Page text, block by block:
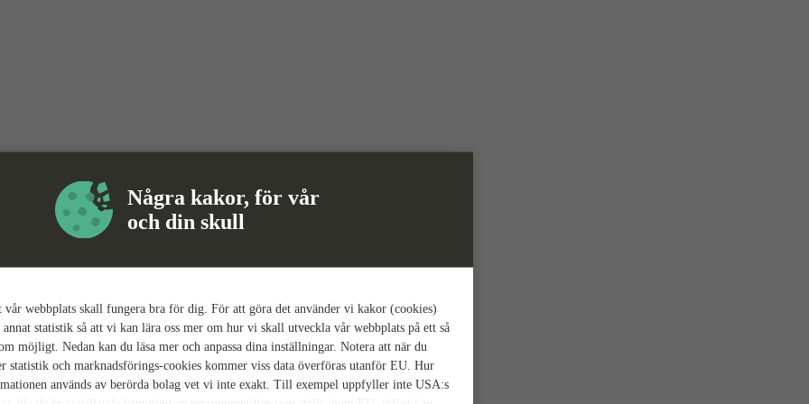
Några kakor, för vår
och din skull
webbplats skall fungera bra för dig. För att göra det använder vi kakor (cookies)
statistik så att vi kan lära oss mer om hur vi skall utveckla vår webbplats på ett så
möjligt. Nedan kan du läsa mer och anpassa dina inställningar. Notera att när du
statistik och marknadsförings-cookies kommer viss data överföras utanför EU. Hur
används av berörda bolag vet vi inte exakt. Till exempel uppfyller inte USA:s